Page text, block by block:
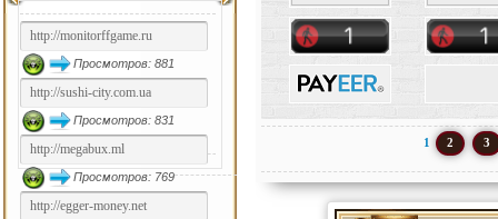
Просмотров: 881
Просмотров: 831
Просмотров: 769
1 2 3